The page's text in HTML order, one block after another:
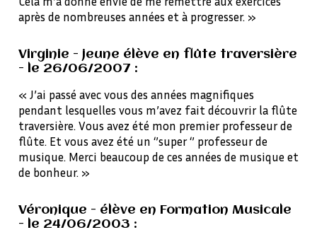
après de nombreuses années et à progresser. »
Virginie - jeune élève en flûte traversière
- le 26/06/2007 :
« J’ai passé avec vous des années magnifiques
pendant lesquelles vous m’avez fait découvrir la flûte
traversière. Vous avez été mon premier professeur de
flûte. Et vous avez été un ‘’super ‘’ professeur de
musique. Merci beaucoup de ces années de musique et
de bonheur. »
Véronique - élève en Formation Musicale
- le 24/06/2003 :